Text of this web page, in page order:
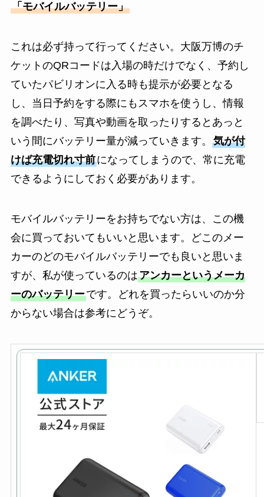
「モバイルバッテリー」
これは必ず持って行ってください。大阪万博のチ
ケットのQRコードは入場の時だけでなく、予約し
ていたパビリオンに入る時も提示が必要となる
し、当日予約をする際にもスマホを使うし、情報
を調べたり、写真や動画を取ったりするとあっと
いう間にバッテリー量が減っていきます。 気が付
けば充電切れ寸前になってしまうので、常に充電
できるようにしておく必要があります。
モバイルバッテリーをお持ちでない方は、この機
会に買っておいてもいいと思います。どこのメー
カーのどのモバイルバッテリーでも良いと思いま
すが、私が使っているのはアンカーというメーカ
ーのバッテリーです。どれを買ったらいいのか分
からない場合は参考にどうぞ。